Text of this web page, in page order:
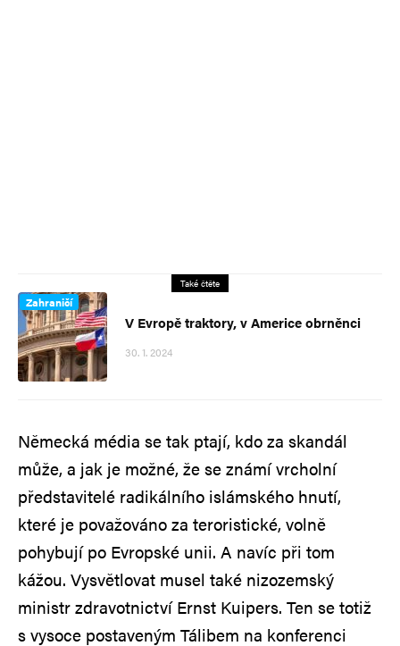
Také čtěte
Zahraničí
V Evropě traktory, v Americe obrněnci
30. 1. 2024
Německá média se tak ptají, kdo za skandál
může, a jak je možné, že se známí vrcholní
představitelé radikálního islámského hnutí,
které je považováno za teroristické, volně
pohybují po Evropské unii. A navíc při tom
kážou. Vysvětlovat musel také nizozemský
ministr zdravotnictví Ernst Kuipers. Ten se totiž
s vysoce postaveným Tálibem na konferenci